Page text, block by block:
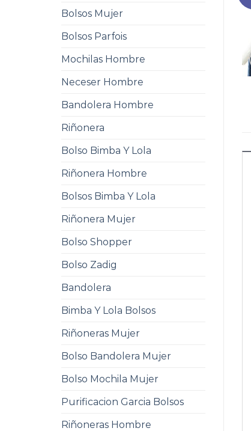
Bolsos Mujer
Bolsos Parfois
Mochilas Hombre
Neceser Hombre
Bandolera Hombre
Riñonera
Bolso Bimba Y Lola
Riñonera Hombre
Bolsos Bimba Y Lola
Riñonera Mujer
Bolso Shopper
Bolso Zadig
Bandolera
Bimba Y Lola Bolsos
Riñoneras Mujer
Bolso Bandolera Mujer
Bolso Mochila Mujer
Purificacion Garcia Bolsos
Riñoneras Hombre